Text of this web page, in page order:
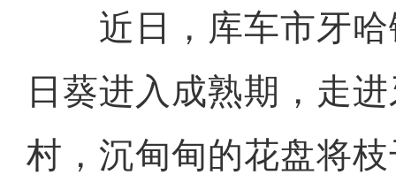
近日，库车市牙哈
日葵进入成熟期，走
村，沉甸甸的花盘将